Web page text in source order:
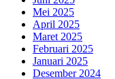
Mei 2025
April 2025
Maret 2025
Februari 2025
Januari 2025
Desember 2024